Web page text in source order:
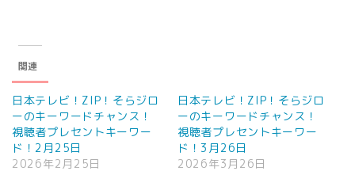
関連
日本テレビ！ZIP！そらジロ
ーのキーワードチャンス！
視聴者プレセントキーワー
ド！2月25日
2026年2月25日
日本テレビ！ZIP！そらジロ
ーのキーワードチャンス！
視聴者プレセントキーワー
ド！3月26日
2026年3月26日